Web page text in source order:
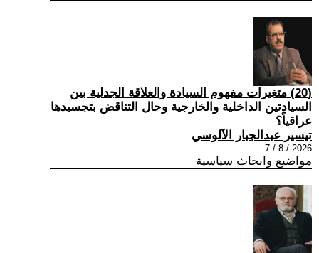
(20) متغيرات مفهوم السيادة والعلاقة الجدلية بين
السيادتين الداخلية والخارجية وحال التناقض بتجسيدها
عراقياً؟
تيسير عبدالجبار الآلوسي
2026 / 8 / 7
مواضيع وابحاث سياسية